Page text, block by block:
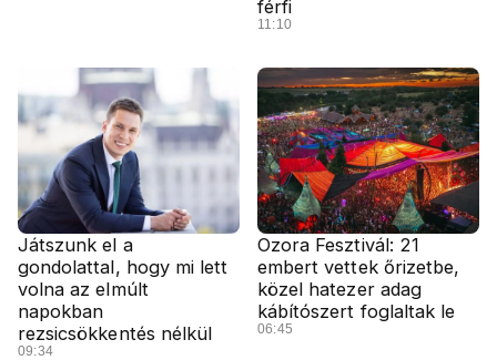
férfi
11:10
Játszunk el a
gondolattal, hogy mi lett
volna az elmúlt
napokban
rezsicsökkentés nélkül
09:34
Ozora Fesztivál: 21
embert vettek őrizetbe,
közel hatezer adag
kábítószert foglaltak le
06:45